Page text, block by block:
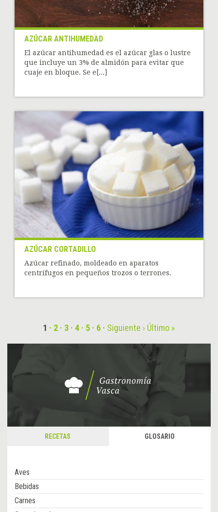
AZÚCAR ANTIHUMEDAD
El azúcar antihumedad es el azúcar glas o lustre
que incluye un 3% de almidón para evitar que
cuaje en bloque. Se e[...]
AZÚCAR CORTADILLO
Azúcar refinado, moldeado en aparatos
centrífugos en pequeños trozos o terrones.
1 2 3 4 5 6 Siguiente › Último »
RECETAS GLOSARIO
Aves
Bebidas
Carnes